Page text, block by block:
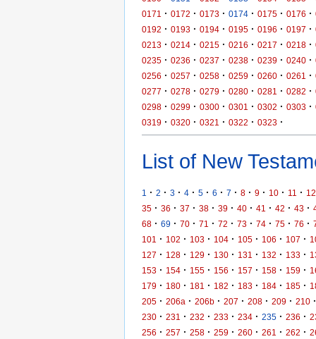
0171
· 0172 · 0173 · 0174 · 0175 · 0176 ·
0192 · 0193 · 0194 · 0195 · 0196 · 0197 ·
0213 · 0214 · 0215 · 0216 · 0217 · 0218 ·
0235 · 0236 · 0237 · 0238 · 0239 · 0240 ·
0256 · 0257 · 0258 · 0259 · 0260 · 0261 ·
0277 · 0278 · 0279 · 0280 · 0281 · 0282 ·
0298 · 0299 · 0300 · 0301 · 0302 · 0303 ·
0319 · 0320 · 0321 · 0322 · 0323 ·
List of New
1 · 2 · 3 · 4 · 5 · 6 · 7 · 8 · 9 · 10 · 11 · 12
35 · 36 · 37 · 38 · 39 · 40 · 41 · 42 · 43 ·
68 · 69 · 70 · 71 · 72 · 73 · 74 · 75 · 76 ·
101
· 102 · 103 · 104 · 105 · 106 · 107 ·
127 · 128 · 129 · 130 · 131 · 132 · 133 ·
153 · 154 · 155 · 156 · 157 · 158 · 159 ·
179 · 180 · 181 · 182 · 183 · 184 · 185 ·
205 · 206a · 206b · 207 · 208 · 209 · 210 ·
230 · 231 · 232 · 233 · 234 · 235 · 236 ·
256 · 257 · 258 · 259 · 260 · 261 · 262 ·